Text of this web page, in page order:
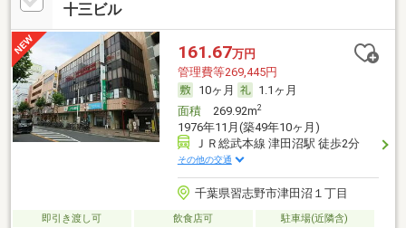
十三ビル
161.67万円
管理費等269,445円
10ヶ月
1.1ヶ月
面積269.92m2
1976年11月(築49年10ヶ月)
ＪＲ総武本線 津田沼駅 徒歩2分
その他の交通
千葉県習志野市津田沼１丁目
即引き渡し可 飲食店可
駐車場(近隣含)